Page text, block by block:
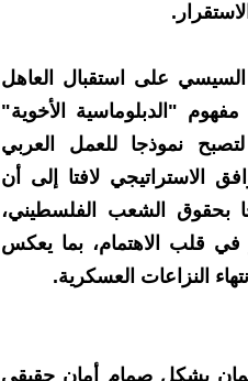
على استقبال العاهل
"الدبلوماسية الأخوية"
لتصبح نموذجا للعمل العربي
الاستراتيجي لافتا إلى أن
بحقوق الشعب الفلسطيني،
في قلب الاهتمام، بما يعكس
النزاعات العسكرية.
يشكل صمام أمان حقيقي